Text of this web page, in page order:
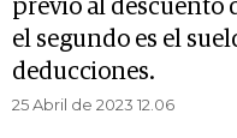
previo al descuento
el segundo es el
deducciones.
25 Abril de 2023 12.06